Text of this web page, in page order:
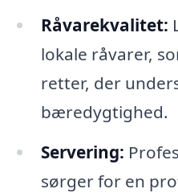
Råvarekvalitet:
lokale råvarer,
retter, der
bæredygtighed.
Servering:
sørger for en